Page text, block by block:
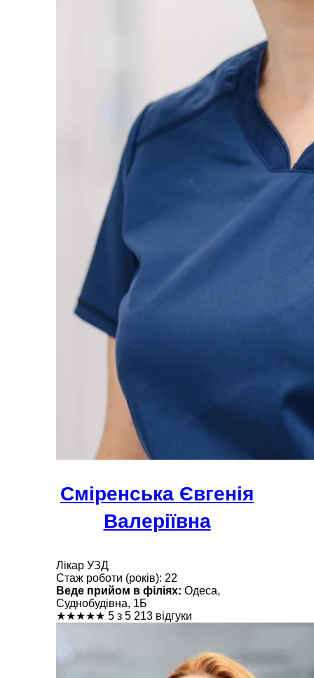
Сміренська Євгенія
Валеріївна
Лікар УЗД
Стаж роботи (років): 22
Веде прийом в філіях: Одеса,
Суднобудівна, 1Б
★★★★★ 5 з 5 213 відгуки